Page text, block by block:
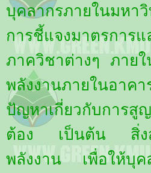
บุคลากรภายในมหา
การชี้แจงมาตรกา
ภาควิชาต่างๆ ภาย
พลังงานภายในอาค
ปัญหาเกี่ยวกับการสู
ต้อง เป็นต้น สิ่งสำ
พลังงาน เพื่อให้บุคล